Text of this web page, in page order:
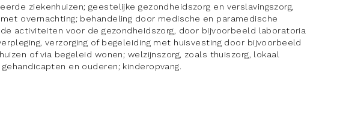
ziekenhuizen; geestelijke gezondheidszorg en verslavingszorg,
overnachting; behandeling door medische en paramedische
activiteiten voor de gezondheidszorg, door bijvoorbeeld laboratoria
verzorging of begeleiding met huisvesting door bijvoorbeeld
of via begeleid wonen; welzijnszorg, zoals thuiszorg, lokaal
en ouderen; kinderopvang.